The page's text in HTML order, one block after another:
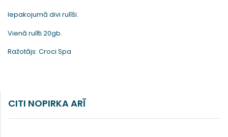
Iepakojumā divi rulīši.
Vienā rulīti 20gb.
Ražotājs: Croci Spa
CITI NOPIRKA ARĪ